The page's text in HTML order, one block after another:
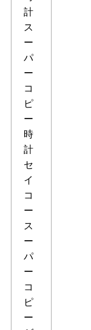
計
ス
ー
パ
ー
コ
ピ
ー
時
計
セ
イ
コ
ー
ス
ー
パ
ー
コ
ピ
ー